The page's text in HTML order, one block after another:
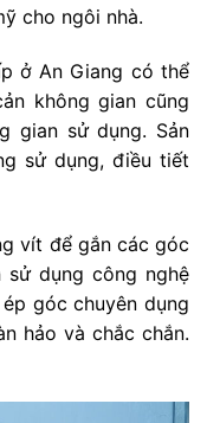
cho ngôi nhà.
ở An Giang có thể
không gian cũng
gian sử dụng. Sản
sử dụng, điều tiết
vít để gắn các góc
sử dụng công nghệ
góc chuyên dụng
hảo và chắc chắn.